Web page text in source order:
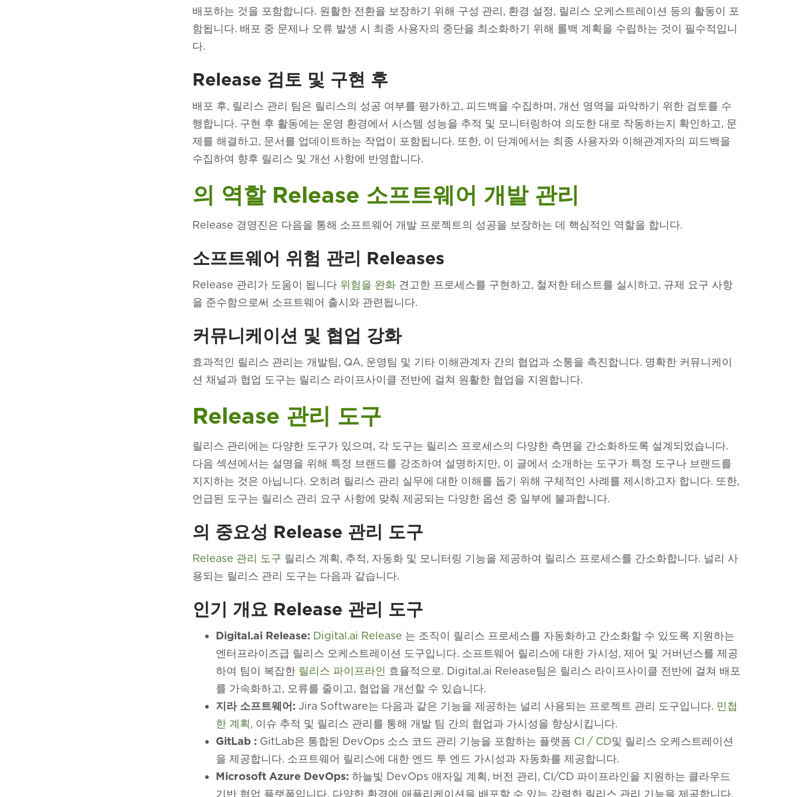
배포하는 것을 포함합니다. 원활한 전환을 보장하기 위해 구성 관리, 환경 설정, 릴리스 오케스트레이션 등의 활동이 포
함됩니다. 배포 중 문제나 오류 발생 시 최종 사용자의 중단을 최소화하기 위해 롤백 계획을 수립하는 것이 필수적입니
다.
Release 검토 및 구현 후
배포 후, 릴리스 관리 팀은 릴리스의 성공 여부를 평가하고, 피드백을 수집하며, 개선 영역을 파악하기 위한 검토를 수
행합니다. 구현 후 활동에는 운영 환경에서 시스템 성능을 추적 및 모니터링하여 의도한 대로 작동하는지 확인하고, 문
제를 해결하고, 문서를 업데이트하는 작업이 포함됩니다. 또한, 이 단계에서는 최종 사용자와 이해관계자의 피드백을
수집하여 향후 릴리스 및 개선 사항에 반영합니다.
의 역할 Release 소프트웨어 개발 관리
Release 경영진은 다음을 통해 소프트웨어 개발 프로젝트의 성공을 보장하는 데 핵심적인 역할을 합니다.
소프트웨어 위험 관리 Releases
Release 관리가 도움이 됩니다 위험을 완화견고한 프로세스를 구현하고, 철저한 테스트를 실시하고, 규제 요구 사항
을 준수함으로써 소프트웨어 출시와 관련됩니다.
커뮤니케이션 및 협업 강화
효과적인 릴리스 관리는 개발팀, QA, 운영팀 및 기타 이해관계자 간의 협업과 소통을 촉진합니다. 명확한 커뮤니케이
션 채널과 협업 도구는 릴리스 라이프사이클 전반에 걸쳐 원활한 협업을 지원합니다.
Release 관리 도구
릴리스 관리에는 다양한 도구가 있으며, 각 도구는 릴리스 프로세스의 다양한 측면을 간소화하도록 설계되었습니다.
다음 섹션에서는 설명을 위해 특정 브랜드를 강조하여 설명하지만, 이 글에서 소개하는 도구가 특정 도구나 브랜드를
지지하는 것은 아닙니다. 오히려 릴리스 관리 실무에 대한 이해를 돕기 위해 구체적인 사례를 제시하고자 합니다. 또한,
언급된 도구는 릴리스 관리 요구 사항에 맞춰 제공되는 다양한 옵션 중 일부에 불과합니다.
의 중요성 Release 관리 도구
Release 관리 도구 릴리스 계획, 추적, 자동화 및 모니터링 기능을 제공하여 릴리스 프로세스를 간소화합니다. 널리 사
용되는 릴리스 관리 도구는 다음과 같습니다.
인기 개요 Release 관리 도구
Digital.ai Release: Digital.ai Release 는 조직이 릴리스 프로세스를 자동화하고 간소화할 수 있도록 지원하는
엔터프라이즈급 릴리스 오케스트레이션 도구입니다. 소프트웨어 릴리스에 대한 가시성, 제어 및 거버넌스를 제공
하여 팀이 복잡한 릴리스 파이프라인 효율적으로. Digital.ai Release팀은 릴리스 라이프사이클 전반에 걸쳐 배포
를 가속화하고, 오류를 줄이고, 협업을 개선할 수 있습니다.
지라 소프트웨어: Jira Software는 다음과 같은 기능을 제공하는 널리 사용되는 프로젝트 관리 도구입니다. 민첩
한 계획, 이슈 추적 및 릴리스 관리를 통해 개발 팀 간의 협업과 가시성을 향상시킵니다.
GitLab : GitLab은 통합된 DevOps 소스 코드 관리 기능을 포함하는 플랫폼 CI / CD및 릴리스 오케스트레이션
을 제공합니다. 소프트웨어 릴리스에 대한 엔드 투 엔드 가시성과 자동화를 제공합니다.
Microsoft Azure DevOps: 하늘빛 DevOps 애자일 계획, 버전 관리, CI/CD 파이프라인을 지원하는 클라우드
기반 협업 플랫폼입니다. 다양한 환경에 애플리케이션을 배포할 수 있는 강력한 릴리스 관리 기능을 제공합니다.